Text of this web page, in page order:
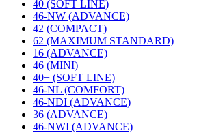
40 (SOFT LINE)
46-NW (ADVANCE)
42 (COMPACT)
62 (MAXIMUM STANDARD)
16 (ADVANCE)
46 (MINI)
40+ (SOFT LINE)
46-NL (COMFORT)
46-NDI (ADVANCE)
36 (ADVANCE)
46-NWI (ADVANCE)